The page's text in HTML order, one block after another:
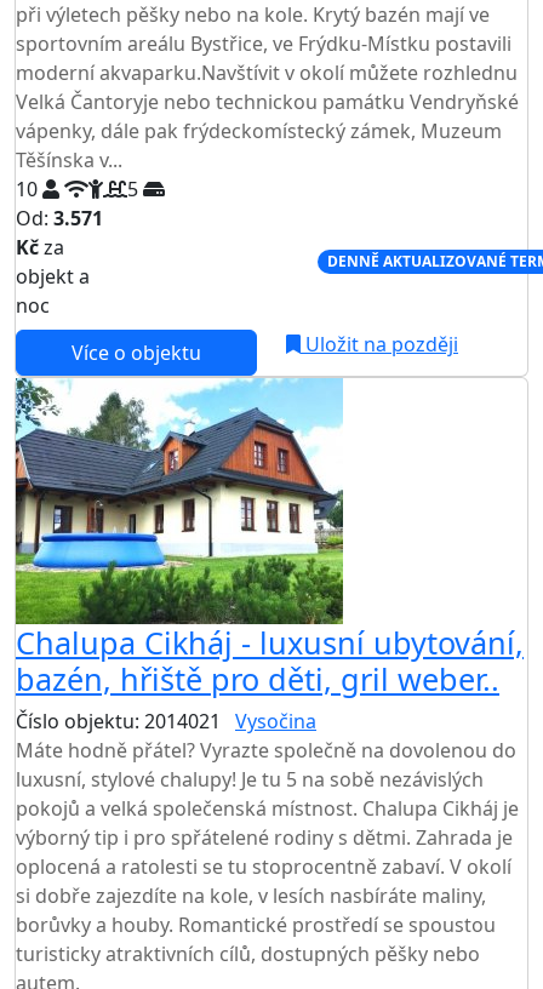
při výletech pěšky nebo na kole. Krytý bazén mají ve
sportovním areálu Bystřice, ve Frýdku-Místku postavili
moderní akvaparku.Navštívit v okolí můžete rozhlednu
Velká Čantoryje nebo technickou památku Vendryňské
vápenky, dále pak frýdeckomístecký zámek, Muzeum
Těšínska v...
10
5
Od: 3.571
Kčza
objekt a
noc
DENNĚ AKTUALIZOVANÉ
Více o objektu Uložit na později
Chalupa Cikháj - luxusní ubytování,
bazén, hřiště pro děti, gril weber..
Číslo objektu: 2014021
Vysočina
Máte hodně přátel? Vyrazte společně na dovolenou do
luxusní, stylové chalupy! Je tu 5 na sobě nezávislých
pokojů a velká společenská místnost. Chalupa Cikháj je
výborný tip i pro spřátelené rodiny s dětmi. Zahrada je
oplocená a ratolesti se tu stoprocentně zabaví. V okolí
si dobře zajezdíte na kole, v lesích nasbíráte maliny,
borůvky a houby. Romantické prostředí se spoustou
turisticky atraktivních cílů, dostupných pěšky nebo
autem.